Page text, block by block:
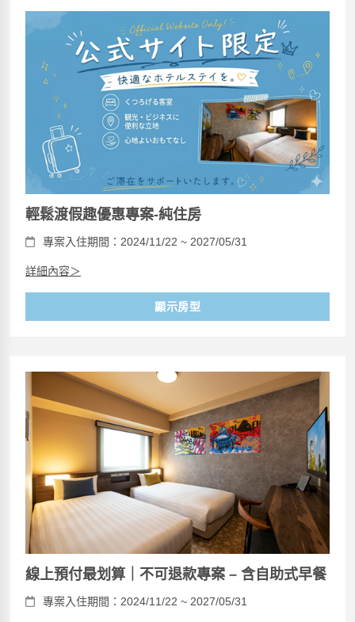
輕鬆渡假趣優惠專案-純住房
專案入住期間：2024/11/22 ~ 2027/05/31
詳細內容＞
顯示房型
線上預付最划算｜不可退款專案 – 含自助式早餐
專案入住期間：2024/11/22 ~ 2027/05/31